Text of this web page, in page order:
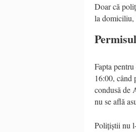
Doar că
la domiciliu,
Fapta
16:00, când
condusă de
nu se află
Polițiștii nu